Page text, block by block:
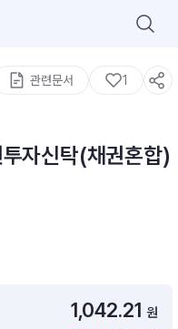
구성종목 검색
관련문서 1
자신탁(채권혼합)
1,042.21 원